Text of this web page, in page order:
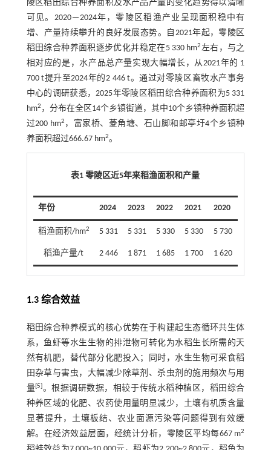
陵区稻田综合种养面积及水产品产量的变化趋势得以清晰
可见。2020－2024年，零陵区稻渔产业呈现面积稳中有
增、产量持续攀升的良好发展态势。自2021年起，零陵区
稻田综合种养面积逐步优化并稳定在5 330 hm2左右，与之
相对应的是，水产品总产量实现大幅增长，从2021年的 1
700 t提升至2024年的2 446 t。通过对零陵区畜牧水产事务
中心的调研获悉，2025年零陵区稻田综合种养面积为5 331
hm2 ，分布在全区14个乡镇街道，其中10个乡镇种养面积超
过200 hm2 ，富家桥、菱角塘、石山脚和邮亭圩4个乡镇种
养面积超过666.67 hm2。
表1 零陵区近5年来稻渔面积和产量
年份 2024 2023 2022 2021 2020
稻渔面积/hm2 5 331 5 331 5 330 5 330 5 730
稻渔产量/t 2 446 1 871 1 685 1 700 1 620
1.3 综合效益
稻田综合种养模式的核心优势在于构建起生态循环共生体
系，鱼虾等水生生物的排泄物可转化为水稻生长所需的天
然有机肥，替代部分化肥投入；同时，水生生物可采食稻
田杂草与害虫，大幅减少除草剂、杀虫剂的施用频次与用
量[5]。根据调研数据，相较于传统水稻种植区，稻田综合
种养区域的化肥、农药使用量明显减少，土壤有机质含量
显著提升，土壤板结、农业面源污染等问题得到有效缓
解。在经济效益层面，经统计分析，零陵区平均每667 m2